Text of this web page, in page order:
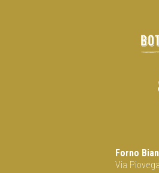
Forno
Via